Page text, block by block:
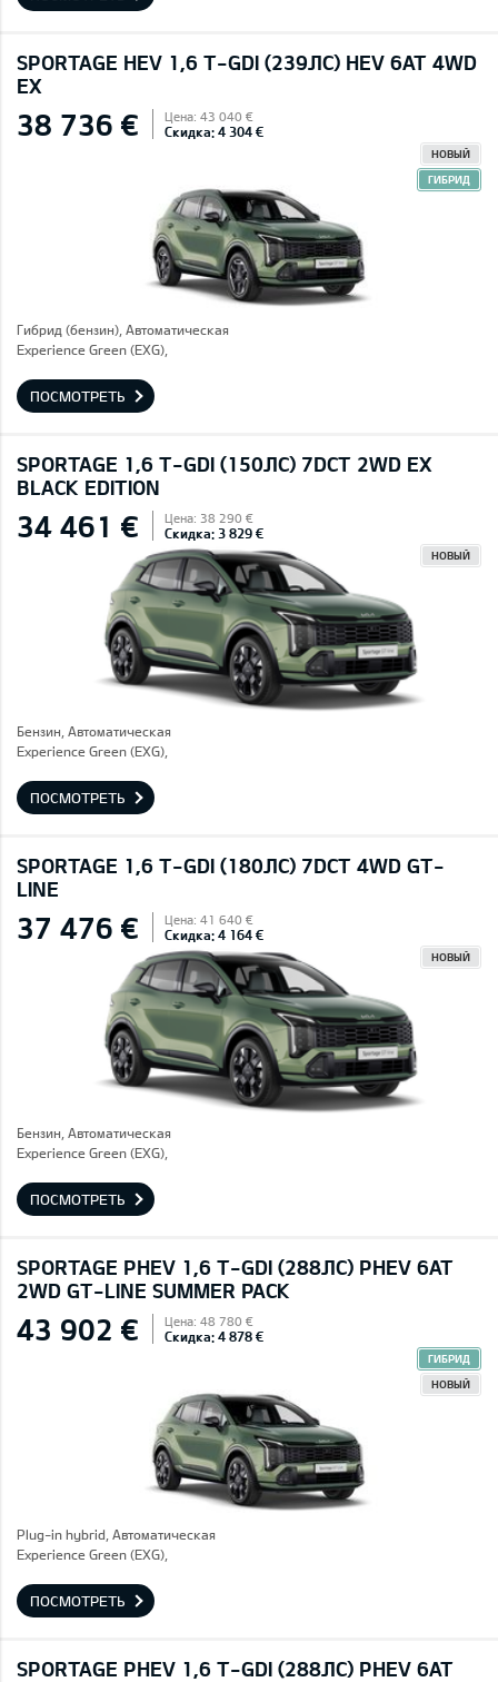
SPORTAGE HEV 1,6 T-GDI (239ЛС) HEV 6AT 4WD
EX
38 736 € Цена: 43 040 €
Скидка: 4 304 €
НОВЫЙ
ГИБРИД
Гибрид (бензин), Автоматическая
Experience Green (EXG),
ПОСМОТРЕТЬ
SPORTAGE 1,6 T-GDI (150ЛС) 7DCT 2WD EX
BLACK EDITION
34 461 € Цена: 38 290 €
Скидка: 3 829 €
НОВЫЙ
Бензин, Автоматическая
Experience Green (EXG),
ПОСМОТРЕТЬ
SPORTAGE 1,6 T-GDI (180ЛС) 7DCT 4WD GT-
LINE
37 476 € Цена: 41 640 €
Скидка: 4 164 €
НОВЫЙ
Бензин, Автоматическая
Experience Green (EXG),
ПОСМОТРЕТЬ
SPORTAGE PHEV 1,6 T-GDI (288ЛС) PHEV 6AT
2WD GT-LINE SUMMER PACK
43 902 € Цена: 48 780 €
Скидка: 4 878 €
ГИБРИД
НОВЫЙ
Plug-in hybrid, Автоматическая
Experience Green (EXG),
ПОСМОТРЕТЬ
SPORTAGE PHEV 1,6 T-GDI (288ЛС) PHEV 6AT